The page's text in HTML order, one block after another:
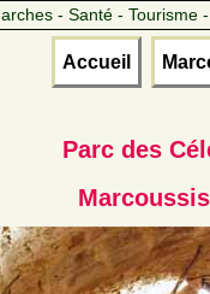
- Santé - Tourisme
Accueil
Parc des